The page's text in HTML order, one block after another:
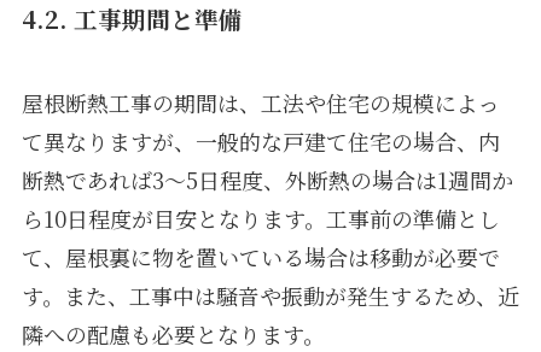
4.2. 工事期間と準備
屋根断熱工事の期間は、工法や住宅の規模によっ
て異なりますが、一般的な戸建て住宅の場合、内
断熱であれば3〜5日程度、外断熱の場合は1週間か
ら10日程度が目安となります。工事前の準備とし
て、屋根裏に物を置いている場合は移動が必要で
す。また、工事中は騒音や振動が発生するため、近
隣への配慮も必要となります。